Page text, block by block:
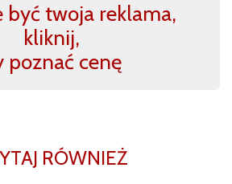
być twoja reklama,
kliknij,
poznać cenę
RÓWNIEŻ